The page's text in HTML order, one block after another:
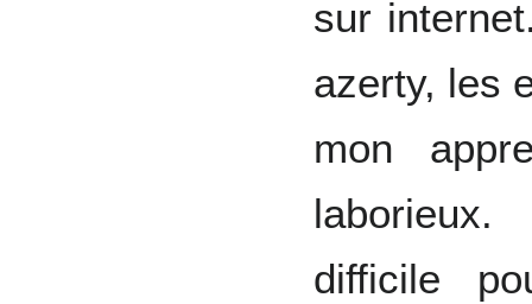
sur
azerty, les
mon
difficile